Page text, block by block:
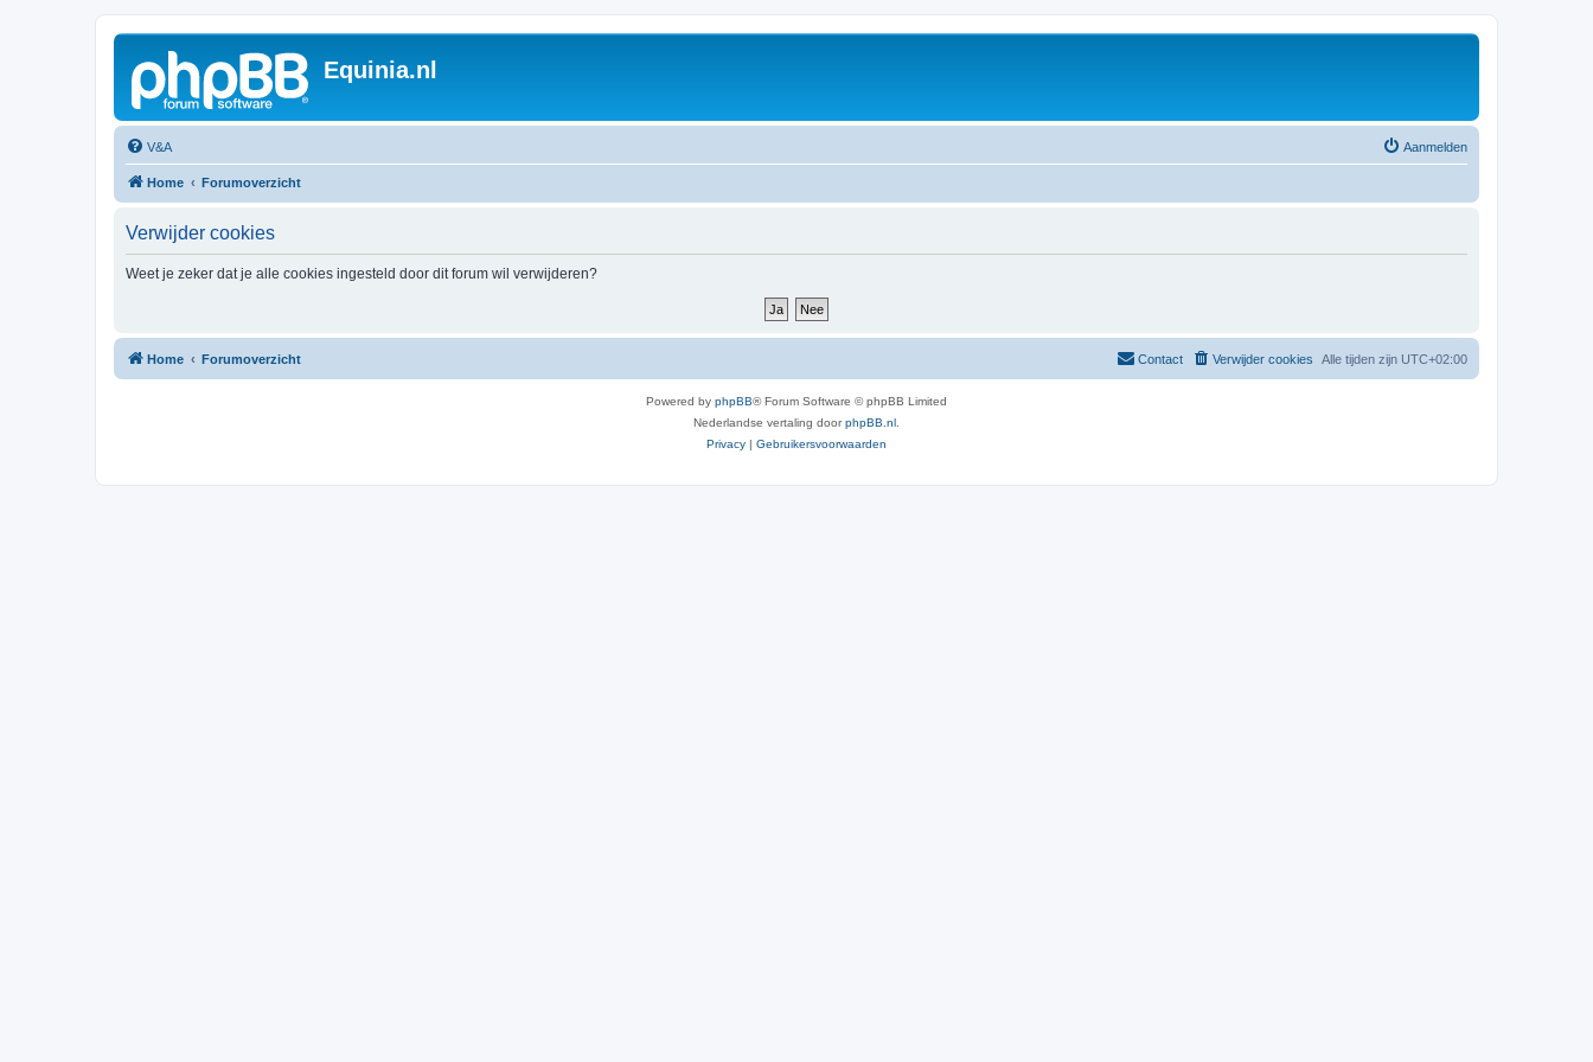
Equinia.nl
V&A Aanmelden
Home Forumoverzicht
Verwijder cookies
Weet je zeker dat je alle cookies ingesteld door dit forum wil verwijderen?
Home Forumoverzicht Alle tijden zijn UTC+02:00
Verwijder cookies
Contact
Powered by phpBB® Forum Software © phpBB Limited
Nederlandse vertaling doorphpBB.nl
Privacy | Gebruikersvoorwaarden